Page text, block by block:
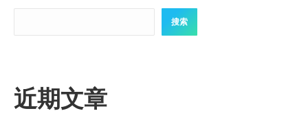
搜索
近期文章